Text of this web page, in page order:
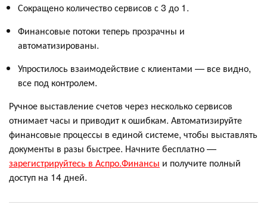
Сокращено количество сервисов с 3 до 1.
Финансовые потоки теперь прозрачны и
автоматизированы.
Упростилось взаимодействие с клиентами — все видно,
все под контролем.
Ручное выставление счетов через несколько сервисов
отнимает часы и приводит к ошибкам. Автоматизируйте
финансовые процессы в единой системе, чтобы выставлять
документы в разы быстрее. Начните бесплатно —
зарегистрируйтесь в Аспро.Финансы и получите полный
доступ на 14 дней.